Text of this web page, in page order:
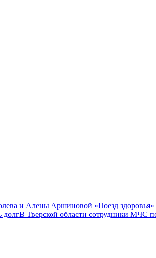
и Алены Аршиновой «Поезд здоровья»
долгВ Тверской области сотрудники МЧС